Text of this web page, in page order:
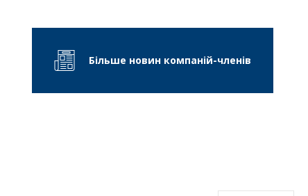
Більше новин компаній-членів